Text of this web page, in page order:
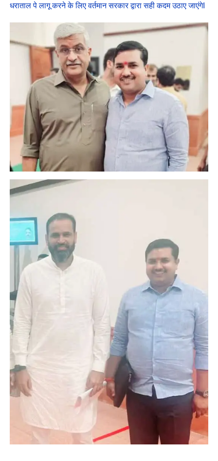
धराताल पे लागू करने के लिए वर्तमान सरकार द्वारा सही कदम उठाए जाएंगेI